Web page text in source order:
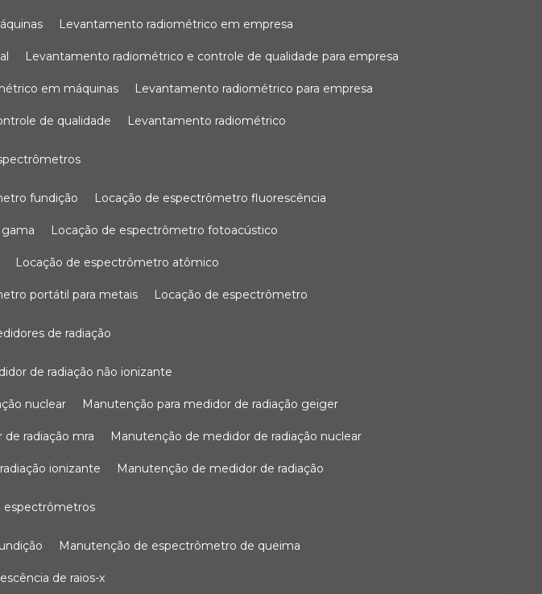
levantamento radiométrico em empresa
levantamento radiométrico e controle de qualidade para empresa
em máquinas levantamento radiométrico para empresa
de qualidade levantamento radiométrico
fundição locação de espectrômetro fluorescência
locação de espectrômetro fotoacústico
locação de espectrômetro atômico
portátil para metais locação de espectrômetro
de radiação
de radiação não ionizante
nuclear manutenção para medidor de radiação geiger
de radiação mra manutenção de medidor de radiação nuclear
ionizante manutenção de medidor de radiação
espectrômetros
manutenção de espectrômetro de queima
de raios-x